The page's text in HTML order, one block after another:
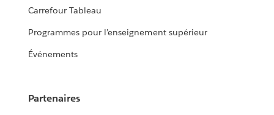
Carrefour Tableau
Programmes pour l’enseignement supérieur
Événements
Partenaires